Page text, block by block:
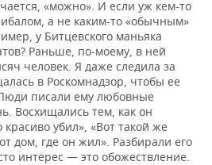
«можно». И если уж кем-то
а не каким-то «обычным»
у Битцевского маньяка
Раньше, по-моему, в ней
человек. Я даже следила за
в Роскомнадзор, чтобы ее
писали ему любовные
Восхищались тем, как он
красиво убил», «Вот такой же
дом, где он жил». Разбирали его
интерес — это обожествление.